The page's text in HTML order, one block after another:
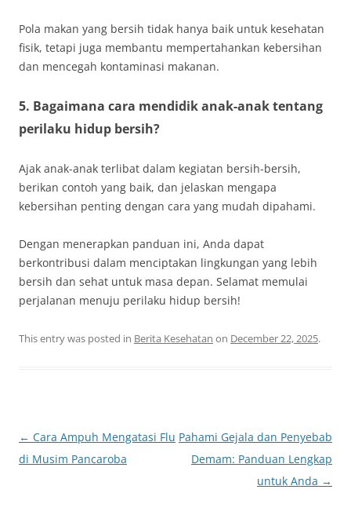
Pola makan yang bersih tidak hanya baik untuk kesehatan
fisik, tetapi juga membantu mempertahankan kebersihan
dan mencegah kontaminasi makanan.
5. Bagaimana cara mendidik anak-anak tentang
perilaku hidup bersih?
Ajak anak-anak terlibat dalam kegiatan bersih-bersih,
berikan contoh yang baik, dan jelaskan mengapa
kebersihan penting dengan cara yang mudah dipahami.
Dengan menerapkan panduan ini, Anda dapat
berkontribusi dalam menciptakan lingkungan yang lebih
bersih dan sehat untuk masa depan. Selamat memulai
perjalanan menuju perilaku hidup bersih!
This entry was posted in Berita Kesehatan on December 22, 2025.
Post
navigation
← Cara Ampuh Mengatasi Flu
di Musim Pancaroba
Pahami Gejala dan Penyebab
Demam: Panduan Lengkap
untuk Anda →